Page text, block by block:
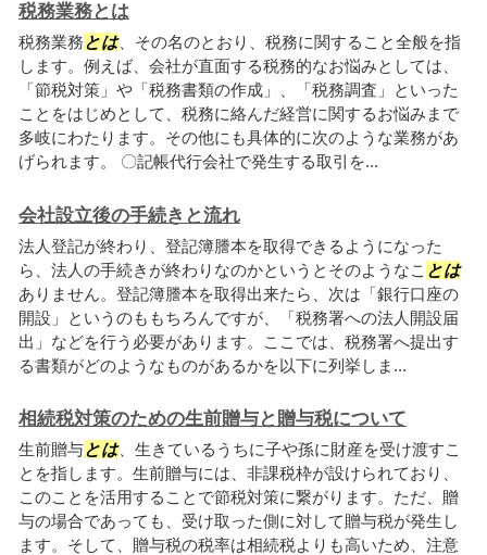
税務業務とは
税務業務 とは、その名のとおり、税務に関すること全般を指
します。例えば、会社が直面する税務的なお悩みとしては、
「節税対策」や「税務書類の作成」、「税務調査」といった
ことをはじめとして、税務に絡んだ経営に関するお悩みまで
多岐にわたります。その他にも具体的に次のような業務があ
げられます。 〇記帳代行会社で発生する取引を...
会社設立後の手続きと流れ
法人登記が終わり、登記簿謄本を取得できるようになった
ら、法人の手続きが終わりなのかというとそのようなこ とは
ありません。登記簿謄本を取得出来たら、次は「銀行口座の
開設」というのももちろんですが、「税務署への法人開設届
出」などを行う必要があります。ここでは、税務署へ提出す
る書類がどのようなものがあるかを以下に列挙しま...
相続税対策のための生前贈与と贈与税について
生前贈与とは、生きているうちに子や孫に財産を受け渡すこ
とを指します。生前贈与には、非課税枠が設けられており、
このことを活用することで節税対策に繋がります。ただ、贈
与の場合であっても、受け取った側に対して贈与税が発生し
ます。そして、贈与税の税率は相続税よりも高いため、注意